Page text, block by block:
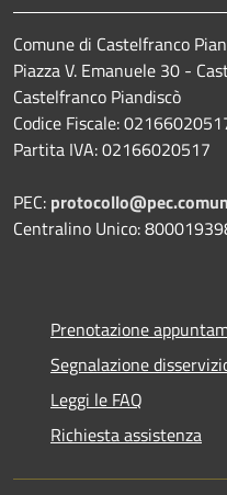
Comune di Castelfranco
Piazza V. Emanuele 30 -
Castelfranco Piandiscò
Codice Fiscale:
Partita IVA: 02166020517
PEC:
Centralino Unico:
Prenotazione
Segnalazione
Leggi le FAQ
Richiesta assistenza